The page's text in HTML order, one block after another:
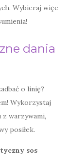
Wybieraj więc
dania
o linię?
Wykorzystaj
z warzywami,
posiłek.
sos